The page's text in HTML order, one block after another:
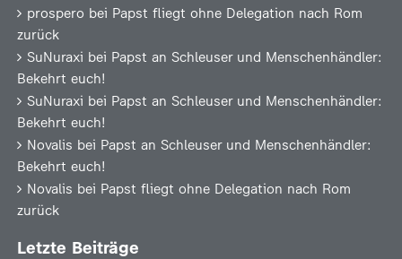
prospero bei Papst fliegt ohne Delegation nach Rom
zurück
SuNuraxi bei Papst an Schleuser und Menschenhändler:
Bekehrt euch!
SuNuraxi bei Papst an Schleuser und Menschenhändler:
Bekehrt euch!
Novalis bei Papst an Schleuser und Menschenhändler:
Bekehrt euch!
Novalis bei Papst fliegt ohne Delegation nach Rom
zurück
Letzte Beiträge